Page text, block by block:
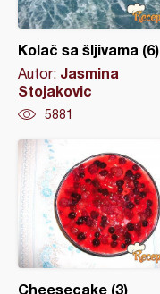
Kolač sa šljivama (6)
Autor: Jasmina
Stojakovic
5881
Cheesecake (3)